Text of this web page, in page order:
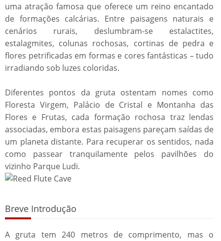
uma atração famosa que oferece um reino encantado
de formações calcárias. Entre paisagens naturais e
cenários rurais, deslumbram-se estalactites,
estalagmites, colunas rochosas, cortinas de pedra e
flores petrificadas em formas e cores fantásticas – tudo
irradiando sob luzes coloridas.
Diferentes pontos da gruta ostentam nomes como
Floresta Virgem, Palácio de Cristal e Montanha das
Flores e Frutas, cada formação rochosa traz lendas
associadas, embora estas paisagens pareçam saídas de
um planeta distante. Para recuperar os sentidos, nada
como passear tranquilamente pelos pavilhões do
vizinho Parque Ludi.
Breve Introdução
A gruta tem 240 metros de comprimento, mas o